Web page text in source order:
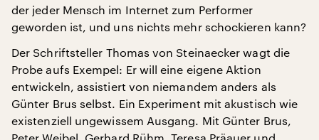
der jeder Mensch im Internet zum Performer
geworden ist, und uns nichts mehr schockieren kann?
Der Schriftsteller Thomas von Steinaecker wagt die
Probe aufs Exempel: Er will eine eigene Aktion
entwickeln, assistiert von niemandem anders als
Günter Brus selbst. Ein Experiment mit akustisch wie
existenziell ungewissem Ausgang. Mit Günter Brus,